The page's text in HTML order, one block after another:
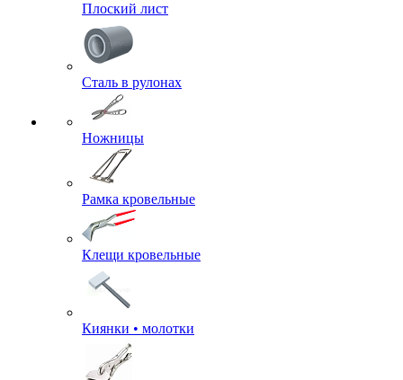
Плоский лист
Сталь в рулонах
Ножницы
Рамка кровельные
Клещи кровельные
Киянки • молотки